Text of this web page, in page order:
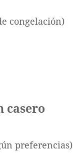
congelación)
casero
preferencias)